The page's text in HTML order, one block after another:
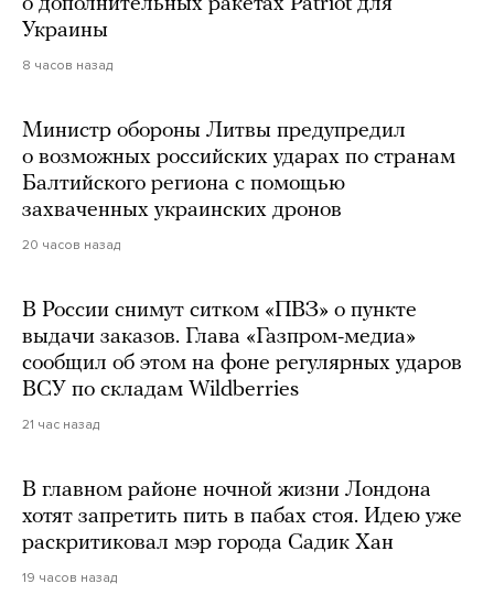
Украины
8 часов назад
Министр обороны Литвы предупредил
о возможных российских ударах по странам
Балтийского региона с помощью
захваченных украинских дронов
20 часов назад
В России снимут ситком «ПВЗ» о пункте
выдачи заказов. Глава «Газпром-медиа»
сообщил об этом на фоне регулярных ударов
ВСУ по складам Wildberries
21 час назад
В главном районе ночной жизни Лондона
хотят запретить пить в пабах стоя. Идею уже
раскритиковал мэр города Садик Хан
19 часов назад